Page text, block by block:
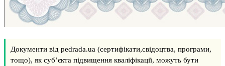
Документи від pedrada.ua (сертифікати,свідоцтва, програми,
тощо), як суб’єкта підвищення кваліфікації, можуть бути